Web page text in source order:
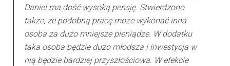
Daniel ma dość wysoką pensję. Stwierdzono
także, że podobną pracę może wykonać inna
osoba za dużo mniejsze pieniądze. W dodatku
taka osoba będzie dużo młodsza i inwestycja w
nią będzie bardziej przyszłościowa. W efekcie